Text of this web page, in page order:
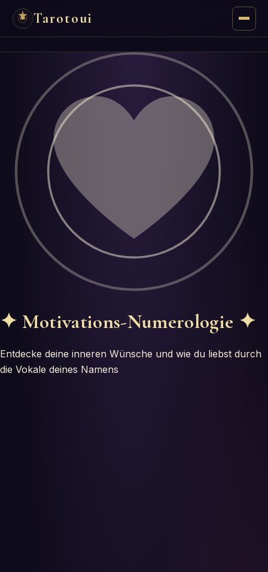
Tarotoui
Respostas do Tarot
Oráculos
Mancias
Astrologia
Numerologia
Horóscopos
✦ Motivations-Numerologie ✦
Entdecke deine inneren Wünsche und wie du liebst durch
die Vokale deines Namens